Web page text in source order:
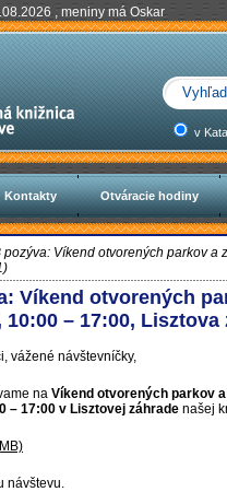
, meniny má Oskar
v
Kontakty Otváracie hodiny
Víkend otvorených parkov a
Víkend otvorených
10:00 – 17:00,
vážené návštevníčky,
na Víkend otvorených parkov
– 17:00 v Lisztovej záhrade našej
návštevu.